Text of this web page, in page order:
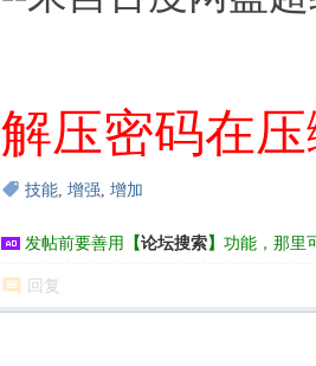
解压密码在
技能, 增强, 增加
发帖前要善用 【论坛搜索】 功能，那里
回复